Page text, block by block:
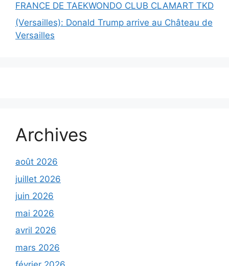
FRANCE DE TAEKWONDO CLUB CLAMART TKD
(Versailles): Donald Trump arrive au Château de
Versailles
Archives
août 2026
juillet 2026
juin 2026
mai 2026
avril 2026
mars 2026